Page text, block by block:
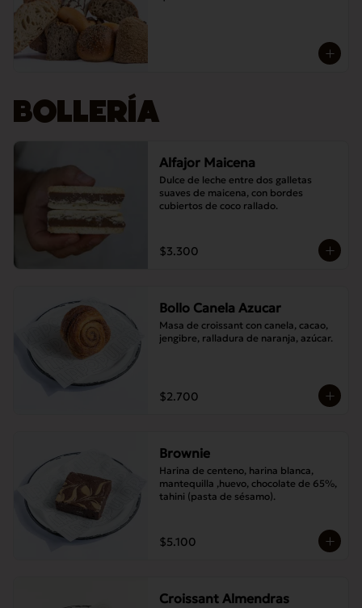
BOLLERÍA
Alfajor Maicena
Dulce de leche entre dos galletas
suaves de maicena, con bordes
cubiertos de coco rallado.
$3.300
Bollo Canela Azucar
Masa de croissant con canela, cacao,
jengibre, ralladura de naranja, azúcar.
$2.700
Brownie
Harina de centeno, harina blanca,
mantequilla ,huevo, chocolate de 65%,
tahini (pasta de sésamo).
$5.100
Croissant Almendras